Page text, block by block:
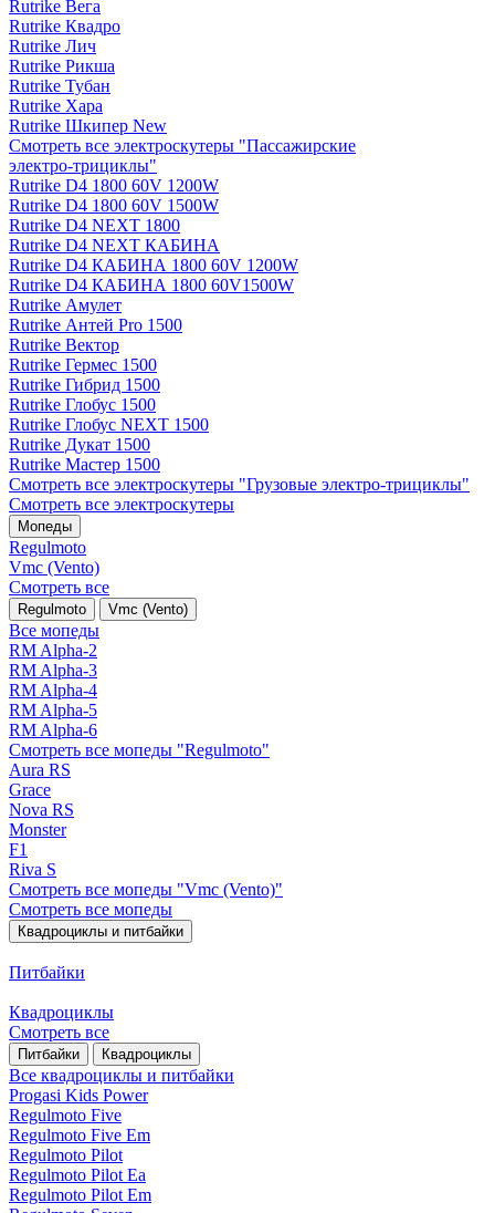
Rutrike Вега
Rutrike Квадро
Rutrike Лич
Rutrike Рикша
Rutrike Тубан
Rutrike Хара
Rutrike Шкипер New
Смотреть все электро­скутеры "Пассажирские
электро‑трициклы"
Rutrike D4 1800 60V 1200W
Rutrike D4 1800 60V 1500W
Rutrike D4 NEXT 1800
Rutrike D4 NEXT КАБИНА
Rutrike D4 КАБИНА 1800 60V 1200W
Rutrike D4 КАБИНА 1800 60V1500W
Rutrike Амулет
Rutrike Антей Pro 1500
Rutrike Вектор
Rutrike Гермес 1500
Rutrike Гибрид 1500
Rutrike Глобус 1500
Rutrike Глобус NEXT 1500
Rutrike Дукат 1500
Rutrike Мастер 1500
Смотреть все электро­скутеры "Грузовые электро‑трициклы"
Смотреть все электро­скутеры
Мопеды
Regulmoto
Vmc (Vento)
Смотреть все
Regulmoto Vmc (Vento)
Все мопеды
RM Alpha-2
RM Alpha-3
RM Alpha-4
RM Alpha-5
RM Alpha-6
Смотреть все мопеды "Regulmoto"
Aura RS
Grace
Nova RS
Monster
F1
Riva S
Смотреть все мопеды "Vmc (Vento)"
Смотреть все мопеды
Квадроциклы и питбайки
Питбайки
Квадроциклы
Смотреть все
Питбайки Квадроциклы
Все квадроциклы и питбайки
Progasi Kids Power
Regulmoto Five
Regulmoto Five Em
Regulmoto Pilot
Regulmoto Pilot Ea
Regulmoto Pilot Em